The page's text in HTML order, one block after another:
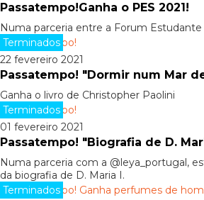
Passatempo!Ganha o PES 2021!
Numa parceria entre a Forum Estudante
Terminados
22 fevereiro 2021
Passatempo! "Dormir num Mar
Ganha o livro de Christopher Paolini
Terminados
01 fevereiro 2021
Passatempo! "Biografia de D.
Numa parceria com a @leya_portugal,
da biografia de D. Maria I.
Terminados